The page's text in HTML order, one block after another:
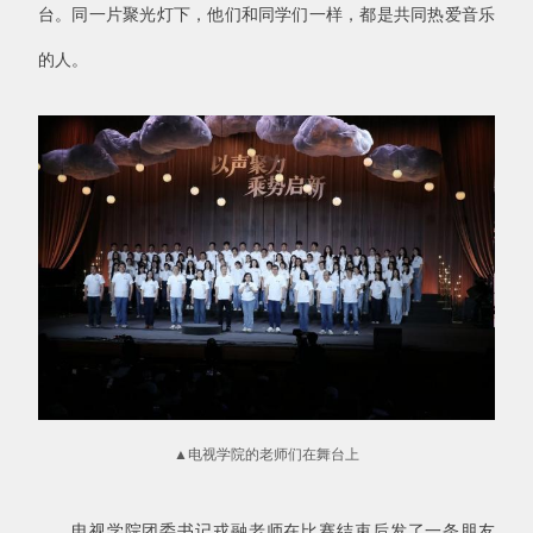
台。同一片聚光灯下，他们和同学们一样，都是共同热爱音乐
的人。
▲ 电视学院的老师们在舞台上